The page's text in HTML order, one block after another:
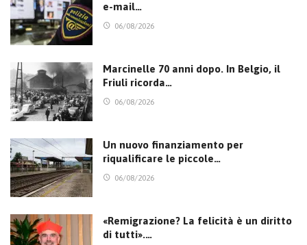
e-mail…
06/08/2026
Marcinelle 70 anni dopo. In Belgio, il
Friuli ricorda…
06/08/2026
Un nuovo finanziamento per
riqualificare le piccole…
06/08/2026
«Remigrazione? La felicità è un diritto
di tutti».…